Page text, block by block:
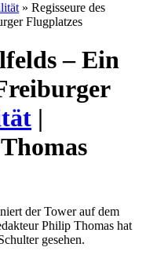
» Regisseure des
Flugplatzes
– Ein
|
der Tower auf dem
Philip Thomas hat
gesehen.